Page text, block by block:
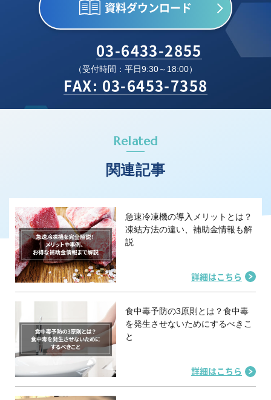
資料ダウンロード
03-6433-2855
（受付時間：平日9:30～18:00）
FAX: 03-6453-7358
Related
関連記事
急速冷凍機の導入メリットとは？
凍結方法の違い、補助金情報も解
説
詳細はこちら
食中毒予防の3原則とは？食中毒
を発生させないためにするべきこ
と
詳細はこちら